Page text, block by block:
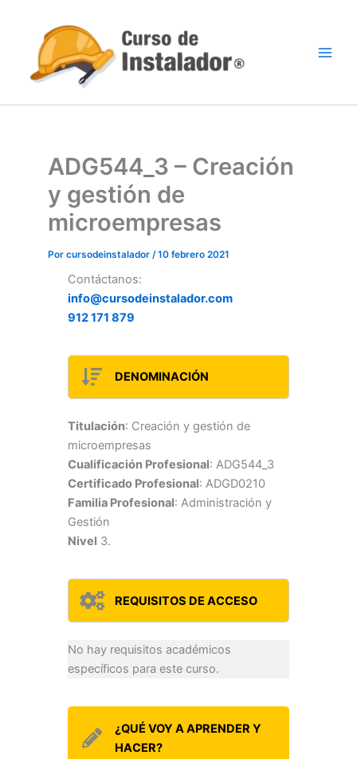
contenido
ADG544_3 – Creación
y gestión de
microempresas
Por cursodeinstalador /10 febrero 2021
Contáctanos:
info@cursodeinstalador.com
912 171 879
DENOMINACIÓN
Titulación: Creación y gestión de
microempresas
Cualificación Profesional: ADG544_3
Certificado Profesional: ADGD0210
Familia Profesional: Administración y
Gestión
Nivel 3.
REQUISITOS DE ACCESO
No hay requisitos académicos
específicos para este curso.
¿QUÉ VOY A APRENDER Y
HACER?